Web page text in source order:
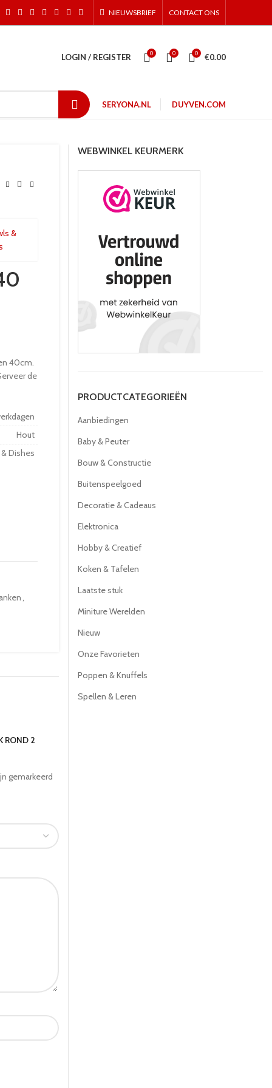
NIEUWSBRIEF CONTACT ONS
LOGIN / REGISTER 0 0 0 €0.00
SERYONA.NL DUYVEN.COM
40cm.
de
Hout
Dishes
,
ROND 2
gemarkeerd
WEBWINKEL KEURMERK
PRODUCTCATEGORIEËN
Aanbiedingen
Baby & Peuter
Bouw & Constructie
Buitenspeelgoed
Decoratie & Cadeaus
Elektronica
Hobby & Creatief
Koken & Tafelen
Laatste stuk
Miniture Werelden
Nieuw
Onze Favorieten
Poppen & Knuffels
Spellen & Leren